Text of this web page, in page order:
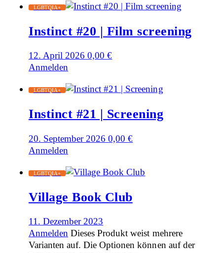
LGBTQIA+
Instinct #20 | Film screening
12. April 2026 0,00€
Anmelden
LGBTQIA+
Instinct #21 | Screening
20. September 2026 0,00€
Anmelden
LGBTQIA+
Village Book Club
11. Dezember 2023
Anmelden Dieses Produkt weist mehrere
Varianten auf. Die Optionen können auf der